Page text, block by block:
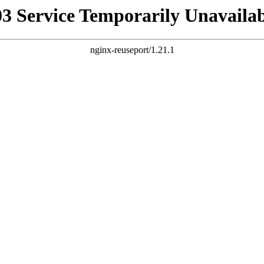
Service Temporarily
nginx-reuseport/1.21.1